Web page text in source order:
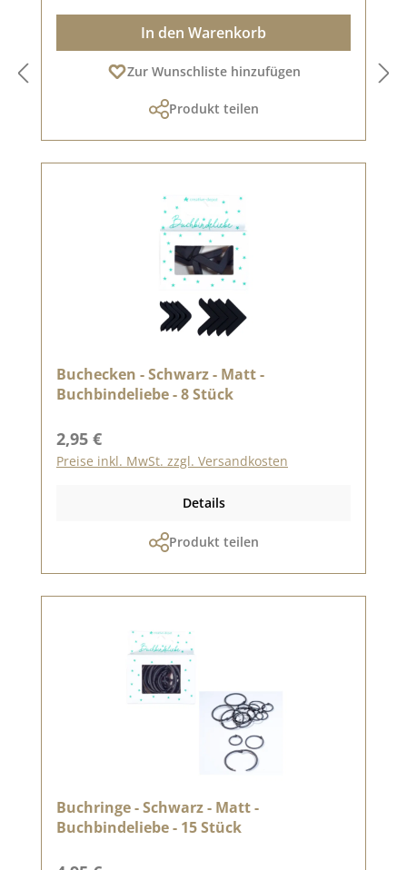
In den Warenkorb
Zur Wunschliste hinzufügen
Produkt teilen
Buchecken - Schwarz - Matt -
Buchbindeliebe - 8 Stück
Regulärer Preis:
2,95 €
Preise inkl. MwSt. zzgl. Versandkosten
Details
Produkt teilen
Buchringe - Schwarz - Matt -
Buchbindeliebe - 15 Stück